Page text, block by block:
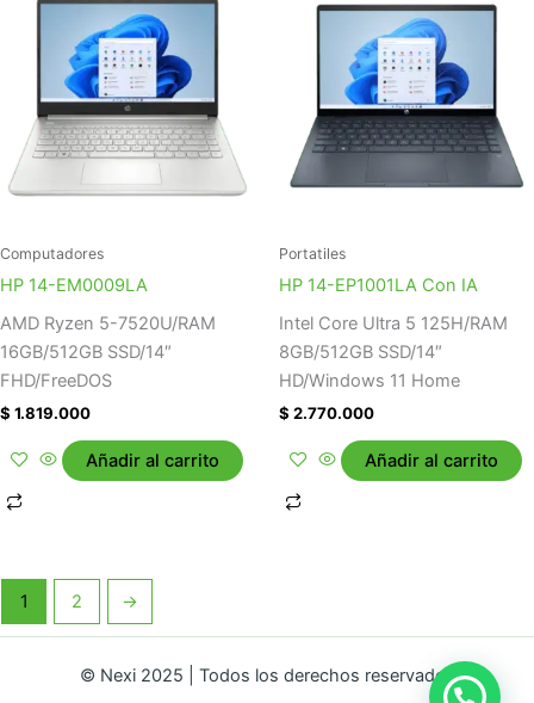
Computadores
HP 14-EM0009LA
AMD Ryzen 5-7520U/RAM
16GB/512GB SSD/14″
FHD/FreeDOS
$ 1.819.000
Añadir al carrito
Portatiles
HP 14-EP1001LA Con IA
Intel Core Ultra 5 125H/RAM
8GB/512GB SSD/14″
HD/Windows 11 Home
$ 2.770.000
Añadir al carrito
1 2 →
© Nexi 2025 | Todos los derechos reservados